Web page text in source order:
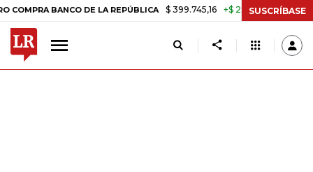
BANCO DE LA REPÚBLICA $ 399.745,16 +$ 2.295,71 +0,58%
SUSCRÍBASE